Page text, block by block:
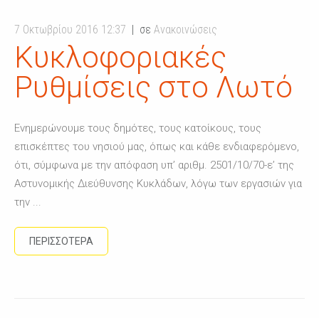
7 Οκτωβρίου 2016 12:37 σε Ανακοινώσεις
Κυκλοφοριακές
Ρυθμίσεις στο Λωτό
Ενημερώνουμε τους δημότες, τους κατοίκους, τους
επισκέπτες του νησιού μας, όπως και κάθε ενδιαφερόμενο,
ότι, σύμφωνα με την απόφαση υπ’ αριθμ. 2501/10/70-ε’ της
Αστυνομικής Διεύθυνσης Κυκλάδων, λόγω των εργασιών για
την ...
ΠΕΡΙΣΣΟΤΕΡΑ